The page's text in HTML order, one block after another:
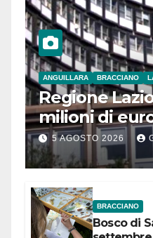
ANGUILLARA BRACCIANO
Regione
milioni di
Comuni
Meridionale
5 AGOSTO 2026
BRACCIANO
Bosco di